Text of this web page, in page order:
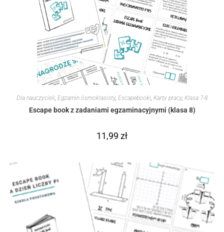
Dla nauczycieli Egzamin ósmoklasisty, Escapebooki Karty pracy, Klasa 7-8
Escape book z zadaniami egzaminacyjnymi (klasa 8)
11,99 zł